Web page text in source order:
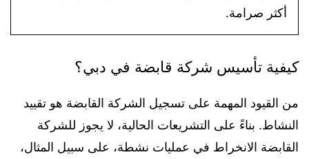
أكثر صرامة.
كيفية تأسيس شركة قابضة في دبي؟
من القيود المهمة على تسجيل الشركة القابضة هو تقييد
النشاط. بناءً على التشريعات الحالية، لا يجوز للشركة
القابضة الانخراط في عمليات نشطة، على سبيل المثال،